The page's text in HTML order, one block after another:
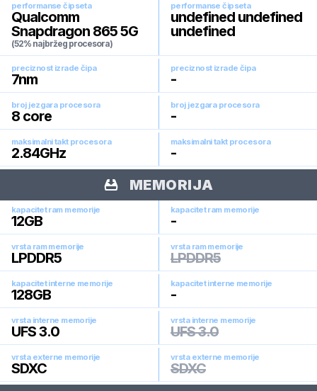
performanse čipseta
Qualcomm
Snapdragon 865 5G
(52% najbržeg procesora)
performanse čipseta
undefined undefined
undefined
preciznost izrade čipa
7nm
preciznost izrade čipa
-
broj jezgara procesora
8 core
broj jezgara procesora
-
maksimalni takt procesora
2.84GHz
maksimalni takt procesora
-
MEMORIJA
kapacitet ram memorije
12GB
kapacitet ram memorije
-
vrsta ram memorije
LPDDR5
vrsta ram memorije
LPDDR5
kapacitet interne memorije
128GB
kapacitet interne memorije
-
vrsta interne memorije
UFS 3.0
vrsta interne memorije
UFS 3.0
vrsta externe memorije
SDXC
vrsta externe memorije
SDXC